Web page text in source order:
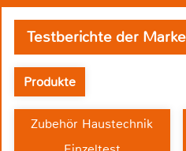
Testberichte der
Produkte
Zubehör Haustechnik